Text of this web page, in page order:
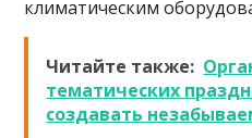
климатическим
Читайте также:
тематических
создавать